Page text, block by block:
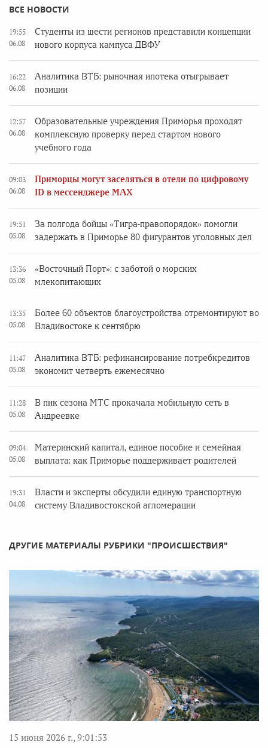
ВСЕ НОВОСТИ
19:55
06.08
Студенты из шести регионов представили концепции
нового корпуса кампуса ДВФУ
16:22
06.08
Аналитика ВТБ: рыночная ипотека отыгрывает
позиции
12:57
06.08
Образовательные учреждения Приморья проходят
комплексную проверку перед стартом нового
учебного года
09:03
06.08
Приморцы могут заселяться в отели по цифровому
ID в мессенджере MAX
19:51
05.08
За полгода бойцы «Тигра-правопорядок» помогли
задержать в Приморье 80 фигурантов уголовных дел
13:36
05.08
«Восточный Порт»: с заботой о морских
млекопитающих
13:35
05.08
Более 60 объектов благоустройства отремонтируют во
Владивостоке к сентябрю
11:47
05.08
Аналитика ВТБ: рефинансирование потребкредитов
экономит четверть ежемесячно
11:28
05.08
В пик сезона МТС прокачала мобильную сеть в
Андреевке
09:04
05.08
Материнский капитал, единое пособие и семейная
выплата: как Приморье поддерживает родителей
19:31
04.08
Власти и эксперты обсудили единую транспортную
систему Владивостокской агломерации
ДРУГИЕ МАТЕРИАЛЫ РУБРИКИ "ПРОИСШЕСТВИЯ"
15 июня 2026 г., 9:01:53